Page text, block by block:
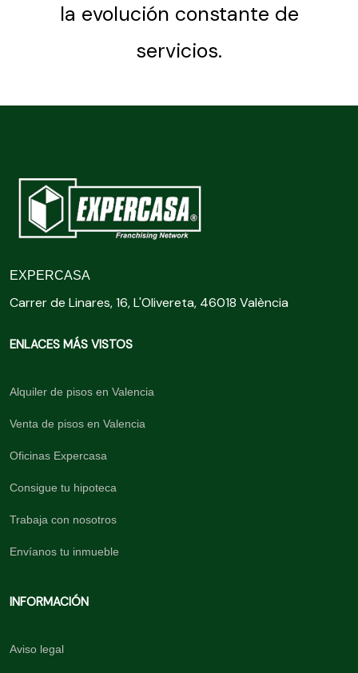
la evolución constante de
servicios.
EXPERCASA
Carrer de Linares, 16, L'Olivereta, 46018 València
ENLACES MÁS VISTOS
Alquiler de pisos en Valencia
Venta de pisos en Valencia
Oficinas Expercasa
Consigue tu hipoteca
Trabaja con nosotros
Envíanos tu inmueble
INFORMACIÓN
Aviso legal